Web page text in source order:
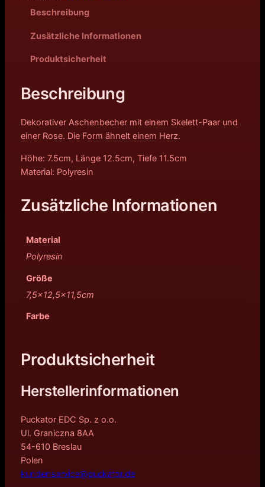
Beschreibung
Zusätzliche Informationen
Produktsicherheit
Beschreibung
Dekorativer Aschenbecher mit einem Skelett-Paar und
einer Rose. Die Form ähnelt einem Herz.
Höhe: 7.5cm, Länge 12.5cm, Tiefe 11.5cm
Material: Polyresin
Zusätzliche Informationen
Material
Polyresin
Größe
7,5×12,5×11,5cm
Farbe
Produktsicherheit
Herstellerinformationen
Puckator EDC Sp. z o.o.
Ul. Graniczna 8AA
54-610 Breslau
Polen
kundenservice@puckator.de